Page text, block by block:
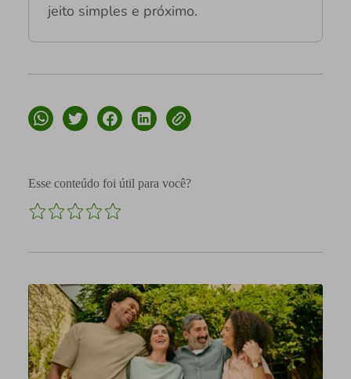
jeito simples e próximo.
Esse conteúdo foi útil para você?